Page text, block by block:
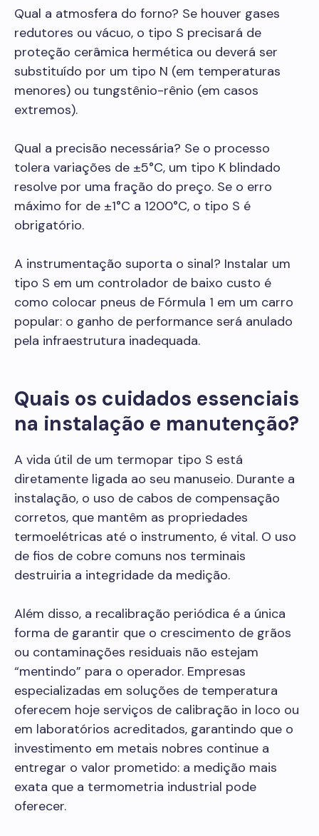
Qual a atmosfera do forno? Se houver gases
redutores ou vácuo, o tipo S precisará de
proteção cerâmica hermética ou deverá ser
substituído por um tipo N (em temperaturas
menores) ou tungstênio-rênio (em casos
extremos).
Qual a precisão necessária? Se o processo
tolera variações de ±5°C, um tipo K blindado
resolve por uma fração do preço. Se o erro
máximo for de ±1°C a 1200°C, o tipo S é
obrigatório.
A instrumentação suporta o sinal? Instalar um
tipo S em um controlador de baixo custo é
como colocar pneus de Fórmula 1 em um carro
popular: o ganho de performance será anulado
pela infraestrutura inadequada.
Quais os cuidados essenciais
na instalação e manutenção?
A vida útil de um termopar tipo S está
diretamente ligada ao seu manuseio. Durante a
instalação, o uso de cabos de compensação
corretos, que mantêm as propriedades
termoelétricas até o instrumento, é vital. O uso
de fios de cobre comuns nos terminais
destruiria a integridade da medição.
Além disso, a recalibração periódica é a única
forma de garantir que o crescimento de grãos
ou contaminações residuais não estejam
“mentindo” para o operador. Empresas
especializadas em soluções de temperatura
oferecem hoje serviços de calibração in loco ou
em laboratórios acreditados, garantindo que o
investimento em metais nobres continue a
entregar o valor prometido: a medição mais
exata que a termometria industrial pode
oferecer.